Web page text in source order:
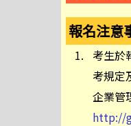
報名注意
1.
考生於
考規定
企業管
http://